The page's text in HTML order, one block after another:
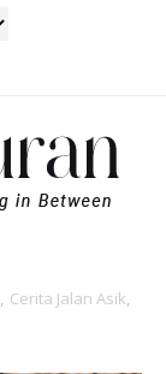
, Cerita Jalan Asik,